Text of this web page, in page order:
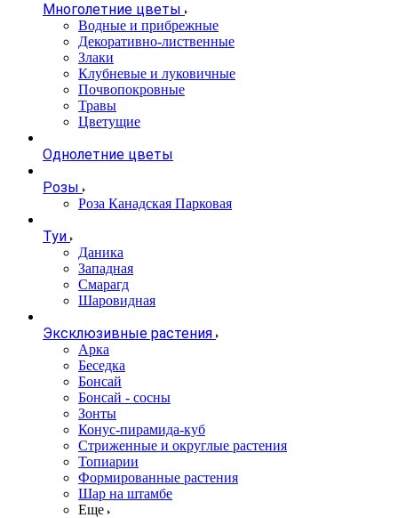
Многолетние цветы
Водные и прибрежные
Декоративно-лиственные
Злаки
Клубневые и луковичные
Почвопокровные
Травы
Цветущие
Однолетние цветы
Розы
Роза Канадская Парковая
Туи
Даника
Западная
Смарагд
Шаровидная
Эксклюзивные растения
Арка
Беседка
Бонсай
Бонсай - сосны
Зонты
Конус-пирамида-куб
Стриженные и округлые растения
Топиарии
Формированные растения
Шар на штамбе
Еще